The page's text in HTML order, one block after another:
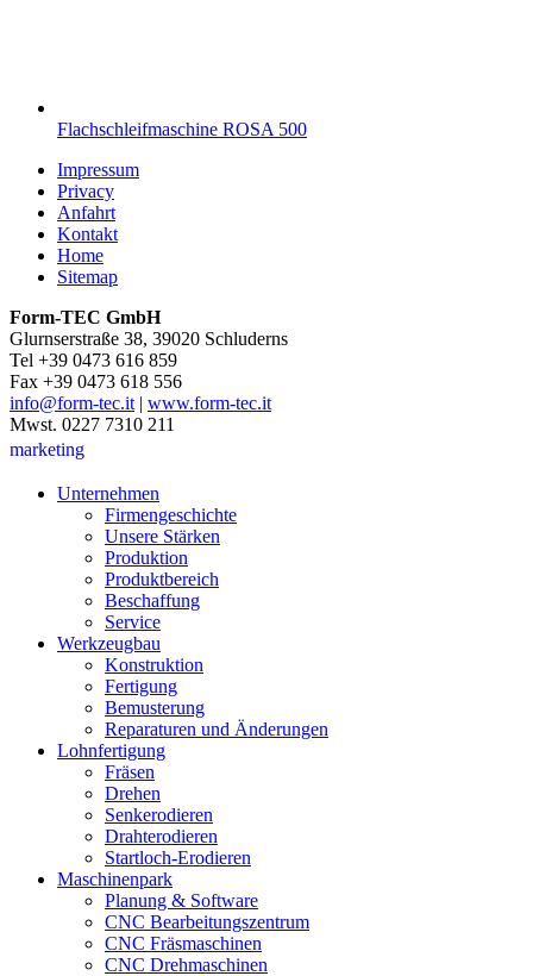
Flachschleifmaschine ROSA 500
Impressum
Privacy
Anfahrt
Kontakt
Home
Sitemap
Form-TEC GmbH
Glurnserstraße 38, 39020 Schluderns
Tel +39 0473 616 859
Fax +39 0473 618 556
info@form-tec.it| www.form-tec.it
Mwst. 0227 7310 211
marketing
Unternehmen
Firmengeschichte
Unsere Stärken
Produktion
Produktbereich
Beschaffung
Service
Werkzeugbau
Konstruktion
Fertigung
Bemusterung
Reparaturen und Änderungen
Lohnfertigung
Fräsen
Drehen
Senkerodieren
Drahterodieren
Startloch-Erodieren
Maschinenpark
Planung & Software
CNC Bearbeitungszentrum
CNC Fräsmaschinen
CNC Drehmaschinen